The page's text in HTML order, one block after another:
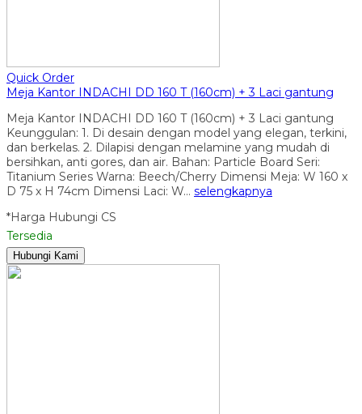
Quick Order
Meja Kantor INDACHI DD 160 T (160cm) + 3 Laci gantung
Meja Kantor INDACHI DD 160 T (160cm) + 3 Laci gantung
Keunggulan: 1. Di desain dengan model yang elegan, terkini,
dan berkelas. 2. Dilapisi dengan melamine yang mudah di
bersihkan, anti gores, dan air. Bahan: Particle Board Seri:
Titanium Series Warna: Beech/Cherry Dimensi Meja: W 160 x
D 75 x H 74cm Dimensi Laci: W… selengkapnya
*Harga Hubungi CS
Tersedia
Hubungi Kami